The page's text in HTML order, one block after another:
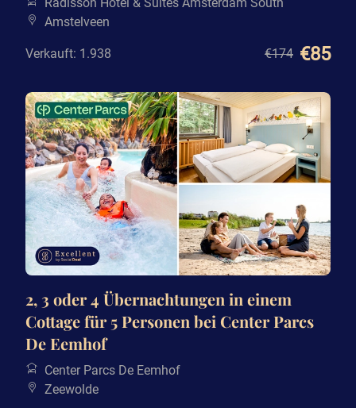
Radisson Hotel & Suites Amsterdam South
Amstelveen
Verkauft: 1.938 €174 €85
2, 3 oder 4 Übernachtungen in einem
Cottage für 5 Personen bei Center Parcs
De Eemhof
Center Parcs De Eemhof
Zeewolde